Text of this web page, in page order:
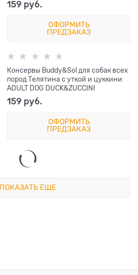
159 руб.
ОФОРМИТЬ
ПРЕДЗАКАЗ
Консервы Buddy&Sol для собак всех
пород Телятина с уткой и цуккини
ADULT DOG DUCK&ZUCCINI
159 руб.
ОФОРМИТЬ
ПРЕДЗАКАЗ
ПОКАЗАТЬ ЕЩЕ